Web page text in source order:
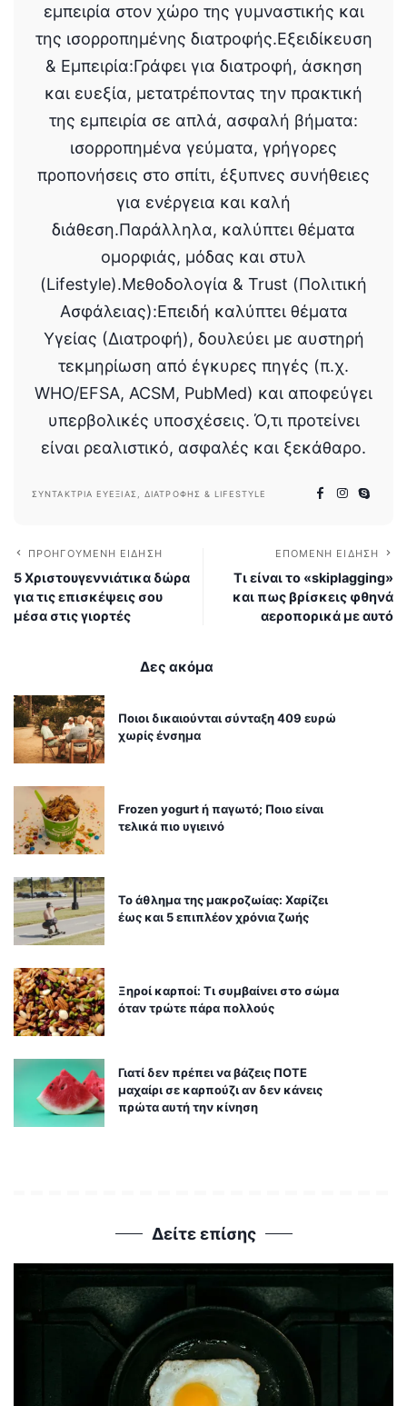
εμπειρία στον χώρο της γυμναστικής και
της ισορροπημένης διατροφής.Εξειδίκευση
& Εμπειρία:Γράφει για διατροφή, άσκηση
και ευεξία, μετατρέποντας την πρακτική
της εμπειρία σε απλά, ασφαλή βήματα:
ισορροπημένα γεύματα, γρήγορες
προπονήσεις στο σπίτι, έξυπνες συνήθειες
για ενέργεια και καλή
διάθεση.Παράλληλα, καλύπτει θέματα
ομορφιάς, μόδας και στυλ
(Lifestyle).Μεθοδολογία & Trust (Πολιτική
Ασφάλειας):Επειδή καλύπτει θέματα
Υγείας (Διατροφή), δουλεύει με αυστηρή
τεκμηρίωση από έγκυρες πηγές (π.χ.
WHO/EFSA, ACSM, PubMed) και αποφεύγει
υπερβολικές υποσχέσεις. Ό,τι προτείνει
είναι ρεαλιστικό, ασφαλές και ξεκάθαρο.
ΣΥΝΤΆΚΤΡΙΑ ΕΥΕΞΊΑΣ, ΔΙΑΤΡΟΦΉΣ & LIFESTYLE
ΠΡΟΗΓΟΎΜΕΝΗ ΕΊΔΗΣΗ
5 Χριστουγεννιάτικα δώρα
για τις επισκέψεις σου
μέσα στις γιορτές
ΕΠΌΜΕΝΗ ΕΊΔΗΣΗ
Τι είναι το «skiplagging»
και πως βρίσκεις φθηνά
αεροπορικά με αυτό
Δες ακόμα
Ποιοι δικαιούνται σύνταξη 409 ευρώ
χωρίς ένσημα
Frozen yogurt ή παγωτό; Ποιο είναι
τελικά πιο υγιεινό
Το άθλημα της μακροζωίας: Χαρίζει
έως και 5 επιπλέον χρόνια ζωής
Ξηροί καρποί: Τι συμβαίνει στο σώμα
όταν τρώτε πάρα πολλούς
Γιατί δεν πρέπει να βάζεις ΠΟΤΕ
μαχαίρι σε καρπούζι αν δεν κάνεις
πρώτα αυτή την κίνηση
Δείτε επίσης